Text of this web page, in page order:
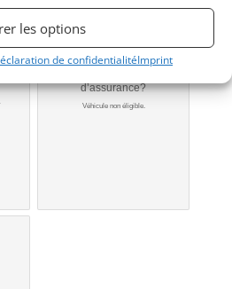
les options
de confidentialitéImprint
d’assurance?
Véhicule non éligible.